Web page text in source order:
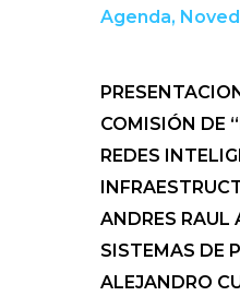
Agenda,
COMISIÓN
REDES
ANDRES RAUL
SISTEMAS DE
ALEJANDRO
Infraestructura,